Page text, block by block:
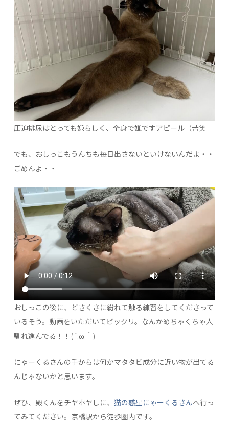
圧迫排尿はとっても嫌らしく、全身で嫌ですアピール（苦笑
でも、おしっこもうんちも毎日出さないといけないんだよ・・
ごめんよ・・
おしっこの後に、どさくさに紛れて触る練習をしてくださって
いるそう。動画をいただいてビックリ。なんかめちゃくちゃ人
馴れ進んでる！！(´;ω;｀)
にゃーくるさんの手からは何かマタタビ成分に近い物が出てる
んじゃないかと思います。
ぜひ、殿くんをチヤホヤしに、猫の惑星にゃーくるさんへ行っ
てみてください。京橋駅から徒歩圏内です。